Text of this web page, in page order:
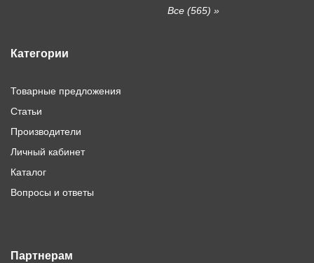
Все (565) »
Категории
Товарные предложения
Статьи
Производители
Личный кабинет
Каталог
Вопросы и ответы
Партнерам